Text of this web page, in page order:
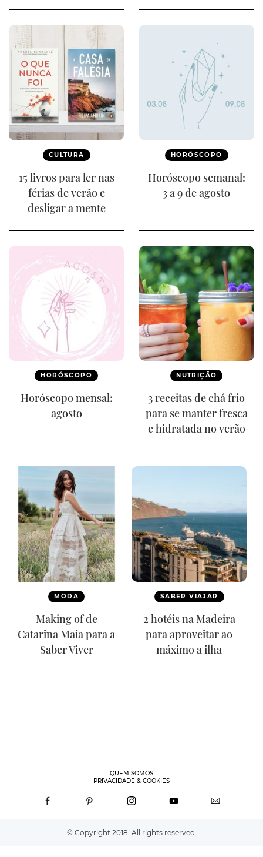
CULTURA
15 livros para ler nas
férias de verão e
desligar a mente
HORÓSCOPO
Horóscopo semanal:
3 a 9 de agosto
HORÓSCOPO
Horóscopo mensal:
agosto
NUTRIÇÃO
3 receitas de chá frio
para se manter fresca
e hidratada no verão
MODA
Making of de
Catarina Maia para a
Saber Viver
SABER VIAJAR
2 hotéis na Madeira
para aproveitar ao
máximo a ilha
QUEM SOMOS
PRIVACIDADE & COOKIES
© Copyright 2018. All rights reserved.